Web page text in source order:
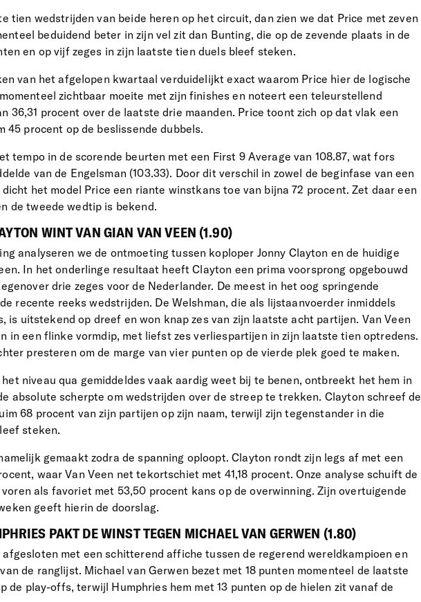
tien wedstrijden van beide heren op het circuit, dan zien we dat Price met zeven
beduidend beter in zijn vel zit dan Bunting, die op de zevende plaats in de
en op vijf zeges in zijn laatste tien duels bleef steken.
van het afgelopen kwartaal verduidelijkt exact waarom Price hier de logische
zichtbaar moeite met zijn finishes en noteert een teleurstellend
36,31 procent over de laatste drie maanden. Price toont zich op dat vlak een
procent op de beslissende dubbels.
tempo in de scorende beurten met een First 9 Average van 108.87, wat fors
van de Engelsman (103.33). Door dit verschil in zowel de beginfase van een
het model Price een riante winstkans toe van bijna 72 procent. Zet daar een
de tweede wedtip is bekend.
WINT VAN GIAN VAN VEEN (1.90)
analyseren we de ontmoeting tussen koploper Jonny Clayton en de huidige
In het onderlinge resultaat heeft Clayton een prima voorsprong opgebouwd
drie zeges voor de Nederlander. De meest in het oog springende
recente reeks wedstrijden. De Welshman, die als lijstaanvoerder inmiddels
is uitstekend op dreef en won knap zes van zijn laatste acht partijen. Van Veen
in een flinke vormdip, met liefst zes verliespartijen in zijn laatste tien optredens.
presteren om de marge van vier punten op de vierde plek goed te maken.
niveau qua gemiddeldes vaak aardig weet bij te benen, ontbreekt het hem in
absolute scherpte om wedstrijden over de streep te trekken. Clayton schreef de
68 procent van zijn partijen op zijn naam, terwijl zijn tegenstander in die
steken.
gemaakt zodra de spanning oploopt. Clayton rondt zijn legs af met een
waar Van Veen net tekortschiet met 41,18 procent. Onze analyse schuift de
als favoriet met 53,50 procent kans op de overwinning. Zijn overtuigende
geeft hierin de doorslag.
PAKT DE WINST TEGEN MICHAEL VAN GERWEN (1.80)
met een schitterend affiche tussen de regerend wereldkampioen en
de ranglijst. Michael van Gerwen bezet met 18 punten momenteel de laatste
de play-offs, terwijl Humphries hem met 13 punten op de hielen zit vanaf de